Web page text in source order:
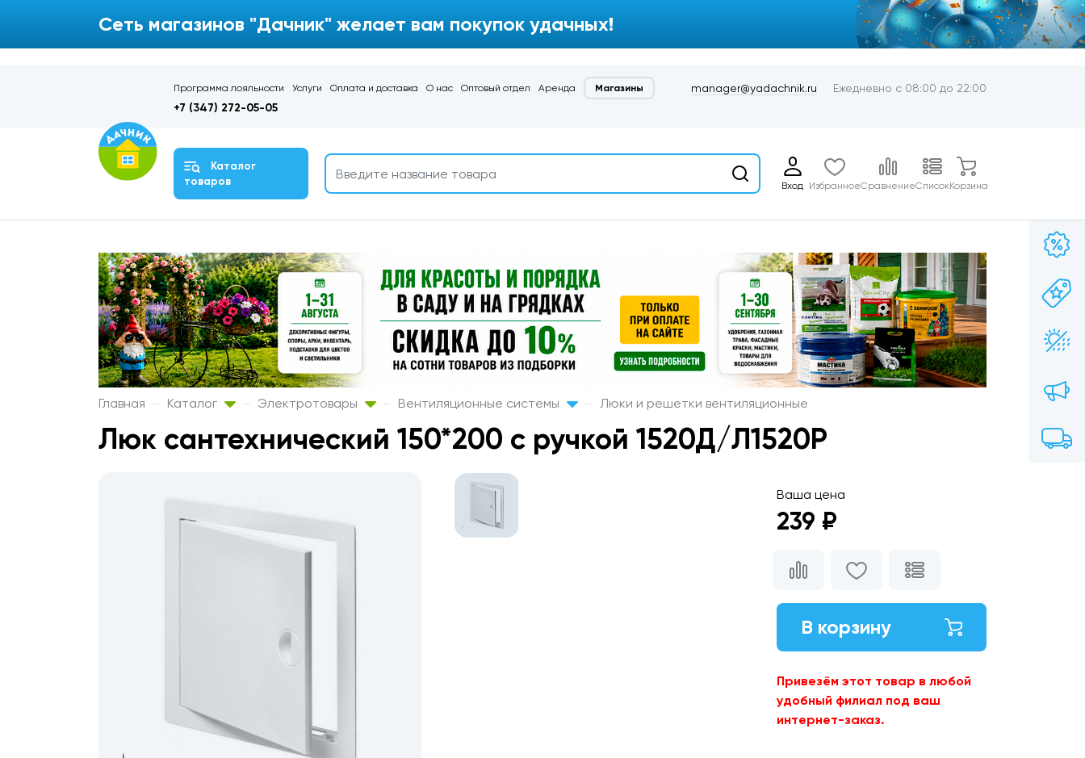
Сеть магазинов "Дачник" желает вам покупок удачных!
Программа лояльности Услуги Оплата и доставка О нас Оптовый отдел Аренда Магазины manager@yadachnik.ru Ежедневно с 08:00 до 22:00
+7 (347) 272-05-05
Каталог
товаров
Вход ИзбранноеСравнениеСписокКорзина
Главная Каталог Электротовары Вентиляционные системы Люки и решетки вентиляционные
Люк сантехнический 150*200 с ручкой 1520Д/Л1520Р
Ваша цена
239 ₽
В корзину
Привезём этот товар в любой
удобный филиал под ваш
интернет-заказ.